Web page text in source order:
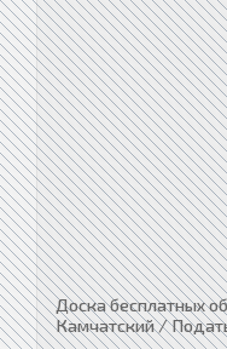
Доска бесплатных
Камчатский /